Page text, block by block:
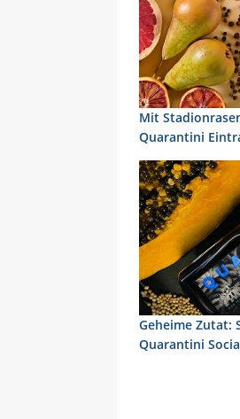
Mit
Quarantini
Geheime Zutat:
Quarantini